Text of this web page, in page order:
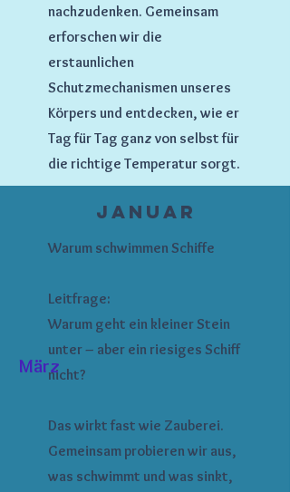
nachzudenken. Gemeinsam
erforschen wir die
erstaunlichen
Schutzmechanismen unseres
Körpers und entdecken, wie er
Tag für Tag ganz von selbst für
die richtige Temperatur sorgt.
Januar
Warum schwimmen Schiffe
Leitfrage:
Warum geht ein kleiner Stein
unter – aber ein riesiges Schiff
nicht?
Das wirkt fast wie Zauberei.
Gemeinsam probieren wir aus,
was schwimmt und was sinkt,
März